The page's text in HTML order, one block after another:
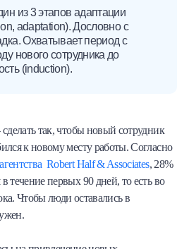
из 3 этапов адаптации
adaptation). Дословно с
Охватывает период с
нового сотрудника до
(induction).
так, чтобы новый сотрудник
к новому месту работы. Согласно
Robert Half & Associates, 28%
течение первых 90 дней, то есть во
Чтобы люди оставались в